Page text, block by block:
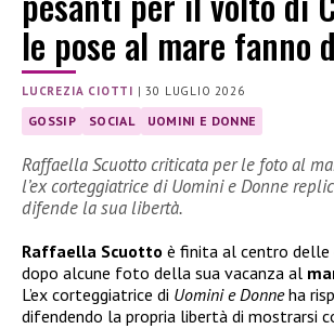
le pose al mare fanno
LUCREZIA CIOTTI |30 LUGLIO 2026
GOSSIP SOCIAL UOMINI E DONNE
Raffaella Scuotto criticata per le foto al
l’ex corteggiatrice di Uomini e Donne
difende la sua libertà.
Raffaella Scuotto è finita al centro delle
dopo alcune foto della sua vacanza al
L’ex corteggiatrice di Uomini e Donneha
difendendo la propria libertà di mostrarsi